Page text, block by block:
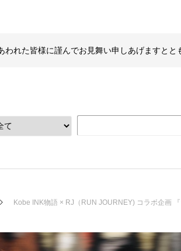
れた皆様に謹んでお見舞い申しあげますと
Kobe INK物語 × RJ（RUN JOURNEY) コラボ企画 『